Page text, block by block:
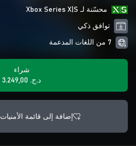
محسّنة لـ Xbox Series X|S
توافق ذكي
7 من اللغات المدعمة
شراء
د.ج.‏ 3.249,00
إضافة إلى قائمة الأمنيات